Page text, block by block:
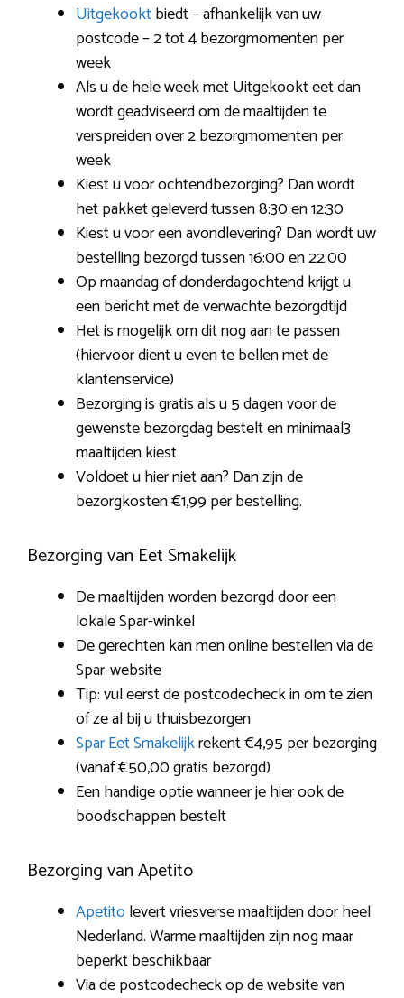
Uitgekooktbiedt – afhankelijk van uw
postcode – 2 tot 4 bezorgmomenten per
week
Als u de hele week met Uitgekookt eet dan
wordt geadviseerd om de maaltijden te
verspreiden over 2 bezorgmomenten per
week
Kiest u voor ochtendbezorging? Dan wordt
het pakket geleverd tussen 8:30 en 12:30
Kiest u voor een avondlevering? Dan wordt uw
bestelling bezorgd tussen 16:00 en 22:00
Op maandag of donderdagochtend krijgt u
een bericht met de verwachte bezorgdtijd
Het is mogelijk om dit nog aan te passen
(hiervoor dient u even te bellen met de
klantenservice)
Bezorging is gratis als u 5 dagen voor de
gewenste bezorgdag bestelt en minimaal3
maaltijden kiest
Voldoet u hier niet aan? Dan zijn de
bezorgkosten €1,99 per bestelling.
Bezorging van Eet Smakelijk
De maaltijden worden bezorgd door een
lokale Spar-winkel
De gerechten kan men online bestellen via de
Spar-website
Tip: vul eerst de postcodecheck in om te zien
of ze al bij u thuisbezorgen
Spar Eet Smakelijkrekent €4,95 per bezorging
(vanaf €50,00 gratis bezorgd)
Een handige optie wanneer je hier ook de
boodschappen bestelt
Bezorging van Apetito
Apetito levert vriesverse maaltijden door heel
Nederland. Warme maaltijden zijn nog maar
beperkt beschikbaar
Via de postcodecheck op de website van